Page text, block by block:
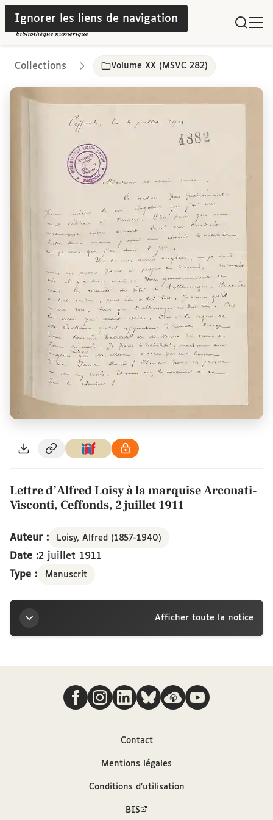
Ignorer les liens de navigation
Collections Volume XX (MSVC 282)
Lettre d’Alfred Loisy à la marquise Arconati-
Visconti, Ceffonds, 2 juillet 1911
Auteur : Loisy, Alfred (1857-1940)
Date :2 juillet 1911
Type :
Manuscrit
Afficher toute la notice
Titre
Lettre d’Alfred Loisy à la marquise Arconati-
Visconti, Ceffonds, 2 juillet 1911
Nous suivre
Contact
Mentions légales
Conditions d'utilisation
BIS